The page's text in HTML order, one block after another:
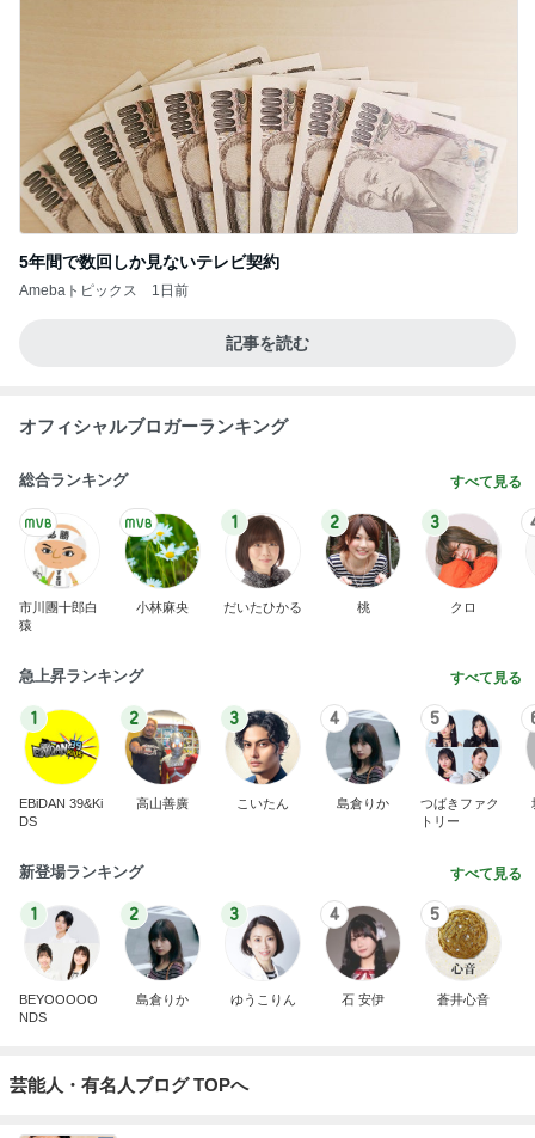
5年間で数回しか見ないテレビ契約
Amebaトピックス 1日前
記事を読む
オフィシャルブロガーランキング
総合ランキング すべて見る
市川團十郎白
猿
小林麻央
1
だいたひかる
2
桃
3
クロ
急上昇ランキング すべて見る
1
EBiDAN 39&Ki
DS
2
高山善廣
3
こいたん
4
島倉りか
5
つばきファク
トリー
新登場ランキング すべて見る
1
BEYOOOOO
NDS
2
島倉りか
3
ゆうこりん
4
石 安伊
5
蒼井心音
芸能人・有名人ブログ TOPへ